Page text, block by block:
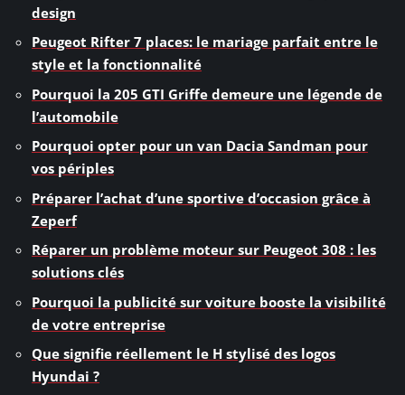
design
Peugeot Rifter 7 places: le mariage parfait entre le
style et la fonctionnalité
Pourquoi la 205 GTI Griffe demeure une légende de
l’automobile
Pourquoi opter pour un van Dacia Sandman pour
vos périples
Préparer l’achat d’une sportive d’occasion grâce à
Zeperf
Réparer un problème moteur sur Peugeot 308 : les
solutions clés
Pourquoi la publicité sur voiture booste la visibilité
de votre entreprise
Que signifie réellement le H stylisé des logos
Hyundai ?